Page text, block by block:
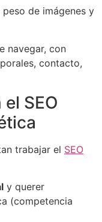
peso de imágenes y
navegar, con
contacto,
SEO
trabajar el SEO
y querer
(competencia